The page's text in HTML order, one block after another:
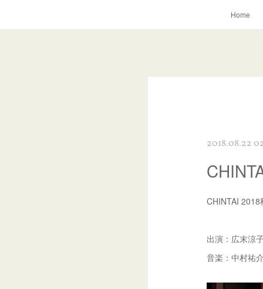
Home
2018.08.22
CHINTAI 2018
出演：広末涼
音楽：中村祐介